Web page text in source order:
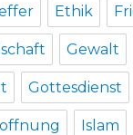
Ethik
Gewalt
Gottesdienst
Islam